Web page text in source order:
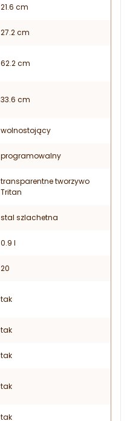
21.6 cm
27.2 cm
62.2 cm
33.6 cm
wolnostojący
programowalny
transparentne tworzywo
Tritan
stal szlachetna
0.9 l
20
tak
tak
tak
tak
tak